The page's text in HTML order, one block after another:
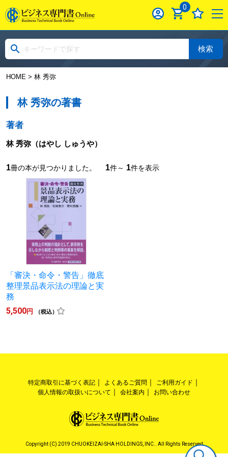
0
検索
HOME> 林 秀弥
林 秀弥の著書
著者
林 秀弥（はやし しゅうや）
1冊の本が見つかりました。 1件～ 1件を表示
「審決・命令・警告」徹底
整理景品表示法の理論と実
務
5,500円 （税込）
特定商取引に基づく表記 よくあるご質問
ご利用ガイド
個人情報の取扱いについて
会社案内 お問い合わせ
Copyright (C) 2019 CHUOKEIZAI-SHA HOLDINGS, INC.. All Rights Reserved